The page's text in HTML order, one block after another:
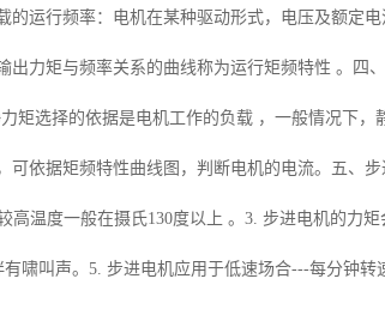
的运行频率：电机在某种驱动形式，电压及额定
出力矩与频率关系的曲线称为运行矩频特性 。四
矩选择的依据是电机工作的负载 ，一般情况下
可依据矩频特性曲线图，判断电机的电流。五、
高温度一般在摄氏130度以上 。3. 步进电机的力
啸叫声。5. 步进电机应用于低速场合---每分钟